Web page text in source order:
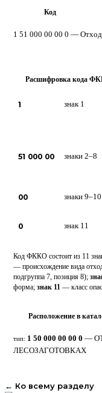
Код
1 51 000 00 00 0 —
Расшифровка кода
1 знак 1
51 000 00 знаки 2–8
00 знаки 9–10
0 знак 11
Код ФККО состоит из 11
— происхождение вида
подгруппа 7, позиция 8);
форма; знак 11 — класс
Расположение в
тип: 1 50 000 00 00 0 —
ЛЕСОЗАГОТОВКАХ
← Ко всему разделу